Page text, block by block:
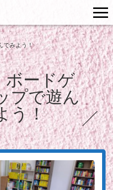
でみよう！
ボードゲ
プで遊ん
う！